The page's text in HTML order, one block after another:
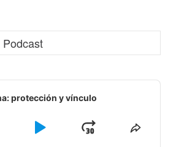
protección y vínculo
Play
JumpShare